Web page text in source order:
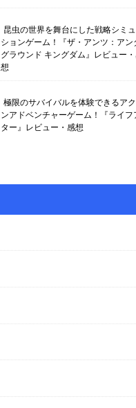
昆虫の世界を舞台にした戦略シミ
ションゲーム！『ザ・アンツ：アン
グラウンド キングダム』レビュー
想
極限のサバイバルを体験できるア
ンアドベンチャーゲーム！『ライフ
ター』レビュー・感想